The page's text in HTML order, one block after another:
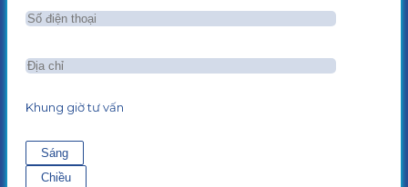
Khung giờ tư vấn
Sáng
Chiều